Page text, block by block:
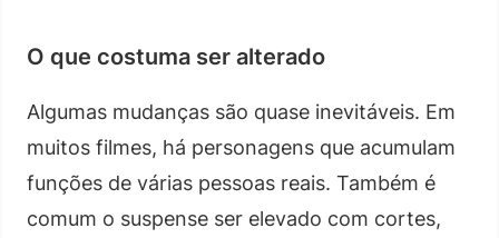
O que costuma ser alterado
Algumas mudanças são quase inevitáveis. Em
muitos filmes, há personagens que acumulam
funções de várias pessoas reais. Também é
comum o suspense ser elevado com cortes,